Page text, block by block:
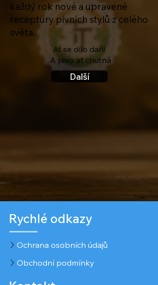
každý rok nové a upravené
receptury pivních stylů z celého
světa.
Ať se dílo daří!
..A pivo ať chutná
Další
Rychlé odkazy
Ochrana osobních údajů
Obchodní podmínky